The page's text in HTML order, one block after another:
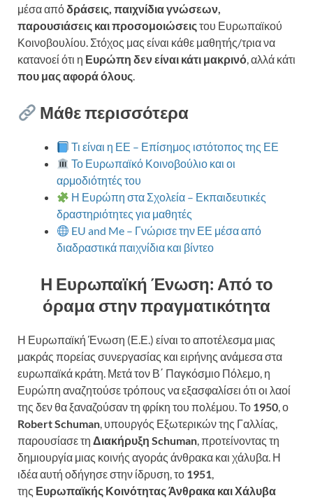
μέσα απόδράσεις, παιχνίδια γνώσεων,
παρουσιάσεις και προσομοιώσειςτου Ευρωπαϊκού
Κοινοβουλίου. Στόχος μας είναι κάθε μαθητής/τρια να
κατανοεί ότι η Ευρώπη δεν είναι κάτι μακρινό, αλλά κάτι
που μας αφορά όλους.
Μάθε περισσότερα
Τι είναι η ΕΕ – Επίσημος ιστότοπος της ΕΕ
Το Ευρωπαϊκό Κοινοβούλιο και οι
αρμοδιότητές του
Η Ευρώπη στα Σχολεία – Εκπαιδευτικές
δραστηριότητες για μαθητές
EU and Me – Γνώρισε την ΕΕ μέσα από
διαδραστικά παιχνίδια και βίντεο
Η Ευρωπαϊκή Ένωση: Από το
όραμα στην πραγματικότητα
Η Ευρωπαϊκή Ένωση (Ε.Ε.) είναι το αποτέλεσμα μιας
μακράς πορείας συνεργασίας και ειρήνης ανάμεσα στα
ευρωπαϊκά κράτη. Μετά τον Β΄ Παγκόσμιο Πόλεμο, η
Ευρώπη αναζητούσε τρόπους να εξασφαλίσει ότι οι λαοί
της δεν θα ξαναζούσαν τη φρίκη του πολέμου. Το 1950 , ο
Robert Schuman , υπουργός Εξωτερικών της Γαλλίας,
παρουσίασε τη Διακήρυξη Schuman , προτείνοντας τη
δημιουργία μιας κοινής αγοράς άνθρακα και χάλυβα. Η
ιδέα αυτή οδήγησε στην ίδρυση, το 1951
της Ευρωπαϊκής Κοινότητας Άνθρακα και Χάλυβα